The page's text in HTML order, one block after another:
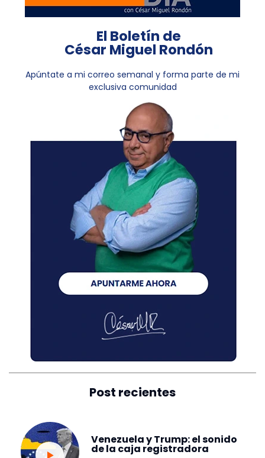
El Boletín de
César Miguel Rondón
Apúntate a mi correo semanal y forma parte de mi
exclusiva comunidad
Post recientes
Venezuela y Trump: el sonido
de la caja registradora